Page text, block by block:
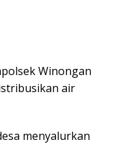
Winongan
air
menyalurkan